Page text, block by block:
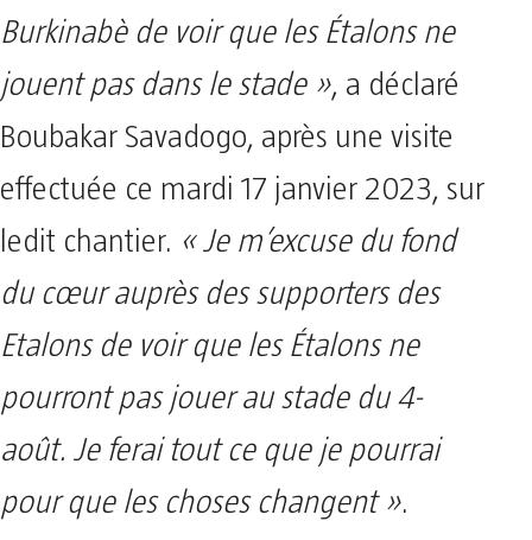
Burkinabè de voir que les Étalons ne
jouent pas dans le stade », a déclaré
Boubakar Savadogo, après une visite
effectuée ce mardi 17 janvier 2023, sur
ledit chantier. « Je m’excuse du fond
du cœur auprès des supporters des
Etalons de voir que les Étalons ne
pourront pas jouer au stade du 4-
août. Je ferai tout ce que je pourrai
pour que les choses changent ».